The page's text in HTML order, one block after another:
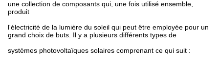
une collection de composants qui, une fois utilisé ensemble,
produit
l'électricité de la lumière du soleil qui peut être employée pour un
grand choix de buts. Il y a plusieurs différents types de
systèmes photovoltaïques solaires comprenant ce qui suit :